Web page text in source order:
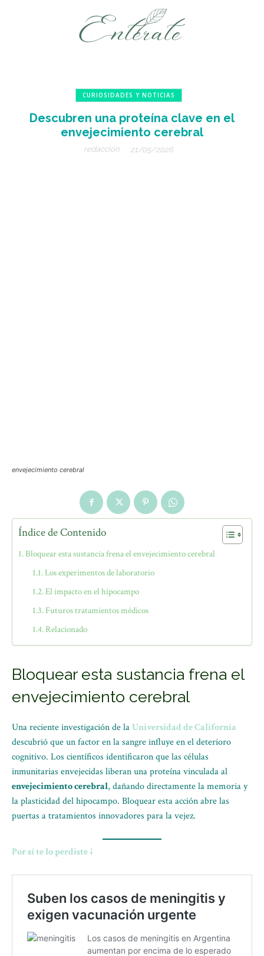
CURIOSIDADES Y NOTICIAS
Descubren una proteína clave en el
envejecimiento cerebral
redacción 21/05/2026
envejecimiento cerebral
Índice de Contenido
Bloquear esta sustancia frena el envejecimiento cerebral
Los experimentos de laboratorio
El impacto en el hipocampo
Futuros tratamientos médicos
Relacionado
Bloquear esta sustancia frena el
envejecimiento cerebral
Una reciente investigación de la Universidad de California
descubrió que un factor en la sangre influye en el deterioro
cognitivo. Los científicos identificaron que las células
inmunitarias envejecidas liberan una proteína vinculada al
envejecimiento cerebral, dañando directamente la memoria y
la plasticidad del hipocampo. Bloquear esta acción abre las
puertas a tratamientos innovadores para la vejez.
Por sí te lo perdiste ↓